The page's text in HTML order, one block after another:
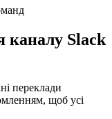
каналу Slack
переклади
щоб усі